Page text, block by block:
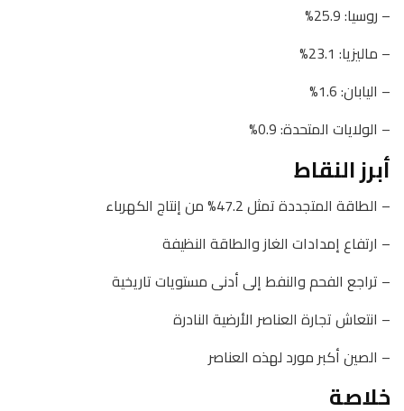
– روسيا: 25.9%
– ماليزيا: 23.1%
– اليابان: 1.6%
– الولايات المتحدة: 0.9%
أبرز النقاط
– الطاقة المتجددة تمثل 47.2% من إنتاج الكهرباء
– ارتفاع إمدادات الغاز والطاقة النظيفة
– تراجع الفحم والنفط إلى أدنى مستويات تاريخية
– انتعاش تجارة العناصر الأرضية النادرة
– الصين أكبر مورد لهذه العناصر
خلاصة